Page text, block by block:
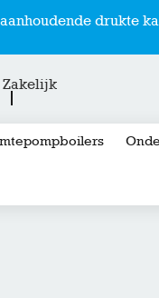
drukte
Zakelijk